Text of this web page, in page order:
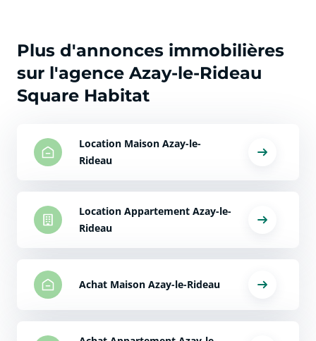
Plus d'annonces immobilières
sur l'agence Azay-le-Rideau
Square Habitat
Location Maison Azay-le-
Rideau
Location Appartement Azay-le-
Rideau
Achat Maison Azay-le-Rideau